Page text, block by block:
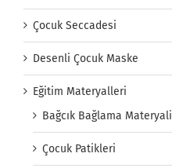
Çocuk Seccadesi
Desenli Çocuk Maske
Eğitim Materyalleri
Bağcık Bağlama Materyali
Çocuk Patikleri